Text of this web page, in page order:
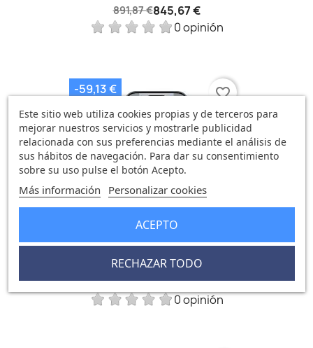
891,87 €845,67 €
0 opinión
IPhone 17 512GB Negro
1.124,38 €1.065,25 €
0 opinión
-59,13 € favorite_border
Este sitio web utiliza cookies propias y de terceros para
mejorar nuestros servicios y mostrarle publicidad
relacionada con sus preferencias mediante el análisis de
sus hábitos de navegación. Para dar su consentimiento
sobre su uso pulse el botón Acepto.
Más información Personalizar cookies
RECHAZAR TODO
ACEPTO